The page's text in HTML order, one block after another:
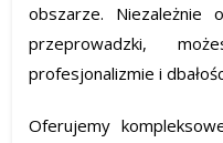
obszarze.
przeprowadzki,
profesjonalizmie i
Oferujemy